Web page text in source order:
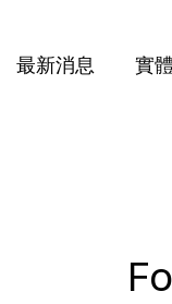
最新消息 實